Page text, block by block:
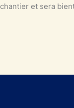
chantier et sera